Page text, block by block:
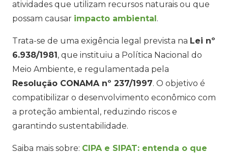
atividades que utilizam recursos naturais ou que
possam causar impacto ambiental .
Trata-se de uma exigência legal prevista na Lei nº
6.938/1981 , que instituiu a Política Nacional do
Meio Ambiente, e regulamentada pela
Resolução CONAMA nº 237/1997. O objetivo é
compatibilizar o desenvolvimento econômico com
a proteção ambiental, reduzindo riscos e
garantindo sustentabilidade.
Saiba mais sobre: CIPA e SIPAT: entenda o que